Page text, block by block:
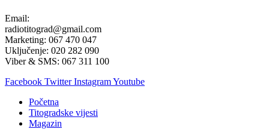
Email:
radiotitograd@gmail.com
Marketing: 067 470 047
Uključenje: 020 282 090
Viber & SMS: 067 311 100
Facebook Twitter InstagramYoutube
Početna
Titogradske vijesti
Magazin